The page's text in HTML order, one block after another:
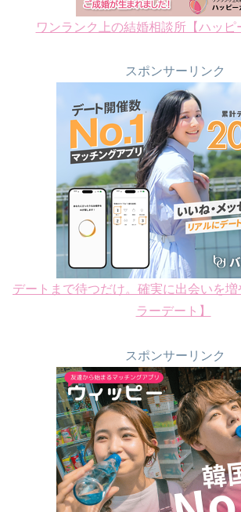
ワンランク上の結婚相談所【ハッピ
スポンサーリンク
デートまで待つだけ。確実に出会いを増
ラーデート】
スポンサーリンク